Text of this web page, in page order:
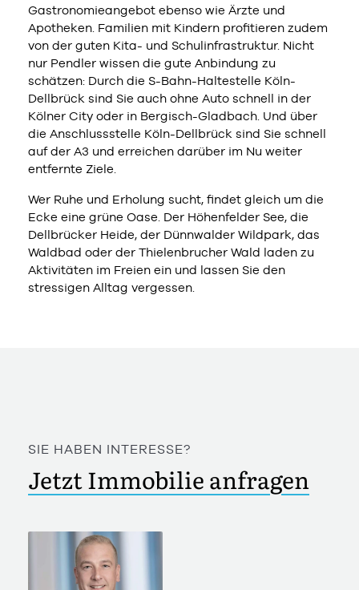
Gastronomieangebot ebenso wie Ärzte und
Apotheken. Familien mit Kindern profitieren zudem
von der guten Kita- und Schulinfrastruktur. Nicht
nur Pendler wissen die gute Anbindung zu
schätzen: Durch die S-Bahn-Haltestelle Köln-
Dellbrück sind Sie auch ohne Auto schnell in der
Kölner City oder in Bergisch-Gladbach. Und über
die Anschlussstelle Köln-Dellbrück sind Sie schnell
auf der A3 und erreichen darüber im Nu weiter
entfernte Ziele.
Wer Ruhe und Erholung sucht, findet gleich um die
Ecke eine grüne Oase. Der Höhenfelder See, die
Dellbrücker Heide, der Dünnwalder Wildpark, das
Waldbad oder der Thielenbrucher Wald laden zu
Aktivitäten im Freien ein und lassen Sie den
stressigen Alltag vergessen.
SIE HABEN INTERESSE?
Jetzt Immobilie anfragen